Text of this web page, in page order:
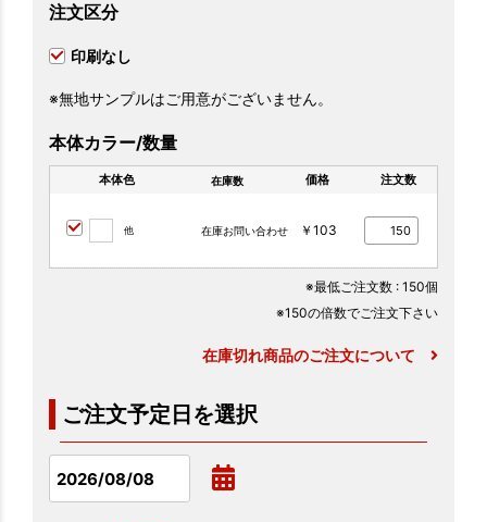
注文区分
印刷なし
※無地サンプルはご用意がございません。
本体カラー/数量
本体色 在庫数 価格 注文数
他 在庫お問い合わせ ￥103
※最低ご注文数 : 150個
※150の倍数でご注文下さい
在庫切れ商品のご注文について
ご注文予定日を選択